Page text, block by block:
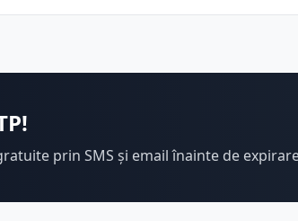
prin SMS și email înainte de